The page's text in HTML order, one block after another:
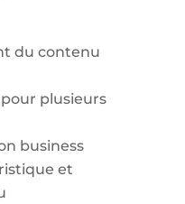
du contenu
plusieurs
business
et